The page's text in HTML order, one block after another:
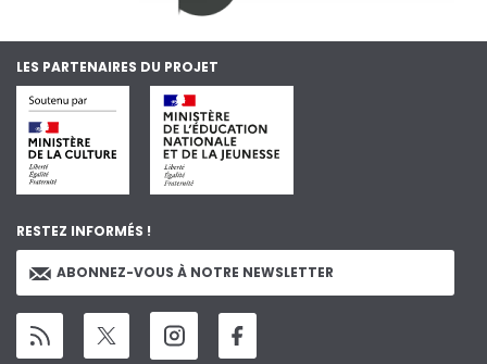
LES PARTENAIRES DU PROJET
RESTEZ INFORMÉS !
ABONNEZ-VOUS À NOTRE NEWSLETTER